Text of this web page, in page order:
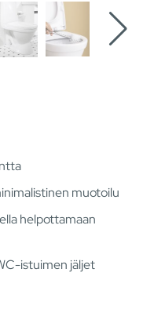
muotoilu
helpottamaan
istuimen jäljet